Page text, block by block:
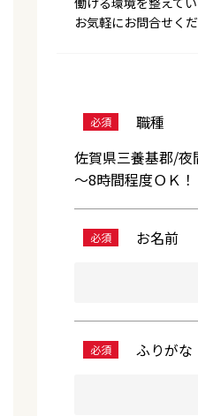
お気軽にお問合せくだ
必須
職種
佐賀県三養基郡/
～8時間程度ＯＫ！
必須 お名前
必須 ふりがな